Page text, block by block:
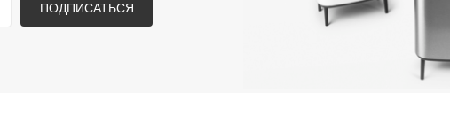
ПОДПИСАТЬСЯ